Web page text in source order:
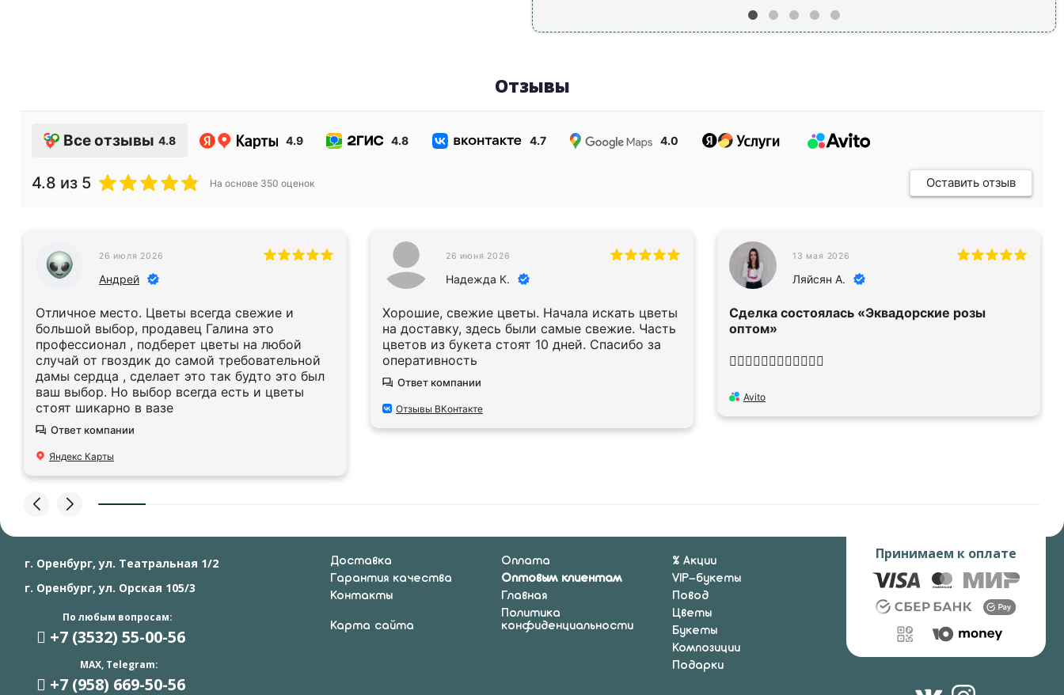
Отзывы
Все отзывы 4.8 4.9 4.8 4.7 4.0
4.8 из 5 На основе 350 оценок Оставить отзыв
26 июля 2026
Андрей
Отличное место. Цветы всегда свежие и
большой выбор, продавец Галина это
профессионал , подберет цветы на любой
случай от гвоздик до самой требовательной
дамы сердца , сделает это так будто это был
ваш выбор. Но выбор всегда есть и цветы
стоят шикарно в вазе
Ответ компании
Яндекс Карты
26 июня 2026
Надежда К.
Хорошие, свежие цветы. Начала искать цветы
на доставку, здесь были самые свежие. Часть
цветов из букета стоят 10 дней. Спасибо за
оперативность
Ответ компании
Отзывы ВКонтакте
13 мая 2026
Ляйсян А.
Сделка состоялась «Эквадорские розы
оптом»
👍🏻👍🏻👍🏻👍🏻👍🏻👍🏻
Avito
г. Оренбург, ул. Театральная 1/2
г. Оренбург, ул. Орская 105/3
По любым вопросам:
+7 (3532) 55-00-56
MAX, Telegram:
+7 (958) 669-50-56
Доставка
Оплата
Гарантия качества
Оптовым клиентам
Контакты
Главная
Карта сайта
Политика
конфиденциальности
% Акции
VIP-букеты
Повод
Цветы
Букеты
Композиции
Подарки
Принимаем к оплате